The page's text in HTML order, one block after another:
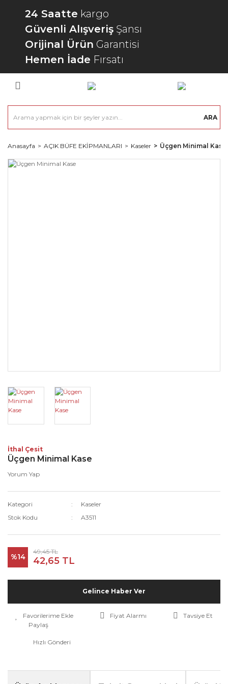
24 Saatte kargo
Güvenli Alışveriş Şansı
Orijinal Ürün Garantisi
Hemen İade Fırsatı
ARA
Anasayfa AÇIK BÜFE EKİPMANLARI Kaseler Üçgen Minimal Kase
İthal Çesit
Üçgen Minimal Kase
Yorum Yap
Kategori
Kaseler
Stok Kodu
A3511
%14
49,45 TL
42,65 TL
Gelince Haber Ver
Fiyat Alarmı
Tavsiye Et
Paylaş
Hızlı Gönderi